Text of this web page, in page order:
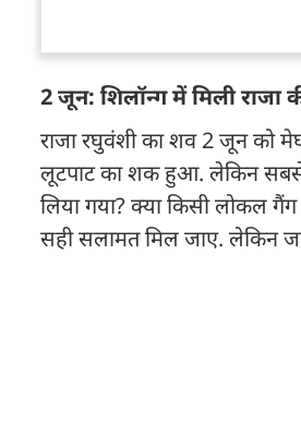
2 जून: शिलॉन्ग में मिली राजा
राजा रघुवंशी का शव 2 जून को
लूटपाट का शक हुआ. लेकिन सबसे
लिया गया? क्या किसी लोकल
सही सलामत मिल जाए. लेकिन जब